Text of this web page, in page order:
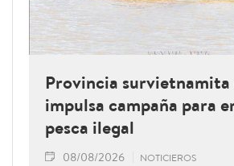
Provincia survietnamita
impulsa campaña para
pesca ilegal
08/08/2026 NOTICIEROS